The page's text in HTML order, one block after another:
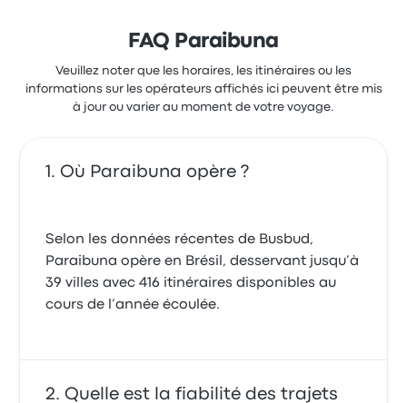
FAQ Paraibuna
Veuillez noter que les horaires, les itinéraires ou les
informations sur les opérateurs affichés ici peuvent être mis
à jour ou varier au moment de votre voyage.
Où Paraibuna opère ?
Selon les données récentes de Busbud,
Paraibuna opère en Brésil, desservant jusqu’à
39 villes avec 416 itinéraires disponibles au
cours de l’année écoulée.
Quelle est la fiabilité des trajets